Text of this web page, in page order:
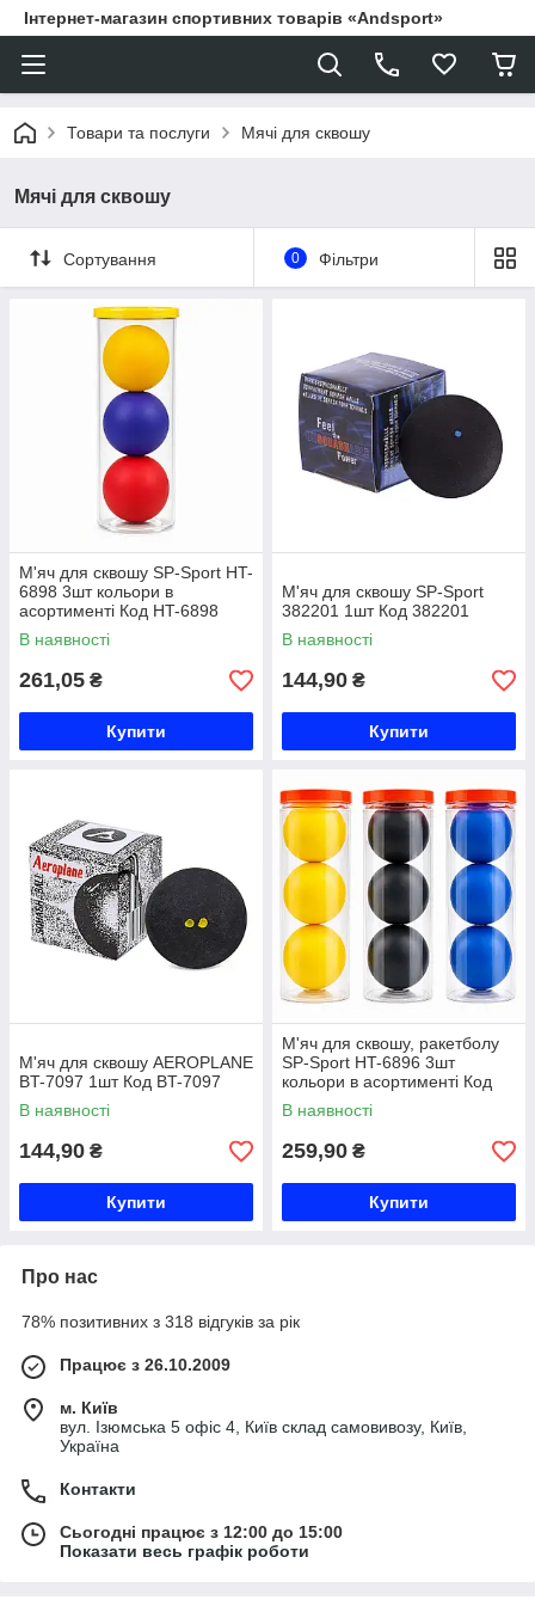
Інтернет-магазин спортивних товарів «Andsport»
Товари та послуги Мячі для сквошу
Мячі для сквошу
Сортування 0 Фільтри
М'яч для сквошу SP-Sport HT-
6898 3шт кольори в
асортименті Код HT-6898
В наявності
261,05 ₴
Купити
М'яч для сквошу SP-Sport
382201 1шт Код 382201
В наявності
144,90 ₴
Купити
М'яч для сквошу AEROPLANE
BT-7097 1шт Код BT-7097
В наявності
144,90 ₴
Купити
М'яч для сквошу, ракетболу
SP-Sport HT-6896 3шт
кольори в асортименті Код
HT-6896
В наявності
259,90 ₴
Купити
Про нас
78% позитивних з 318 відгуків за рік
Працює з 26.10.2009
м. Київ
вул. Ізюмська 5 офіс 4, Київ склад самовивозу, Київ,
Україна
Контакти
Сьогодні працює з 12:00 до 15:00
Показати весь графік роботи